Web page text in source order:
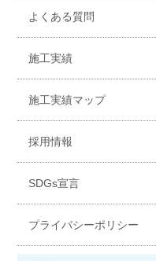
よくある質問
施工実績
施工実績マップ
採用情報
SDGs宣言
プライバシーポリシー